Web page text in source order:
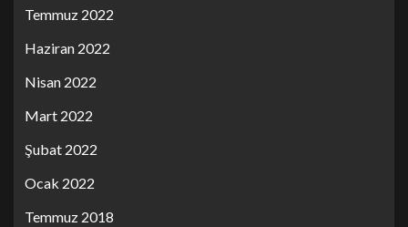
Temmuz 2022
Haziran 2022
Nisan 2022
Mart 2022
Şubat 2022
Ocak 2022
Temmuz 2018